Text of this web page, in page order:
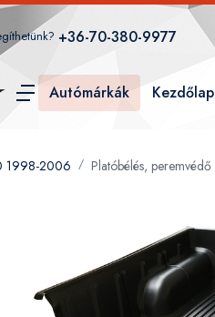
+36-70-380-9977
Autómárkák Kezdőlap
1998-2006 Platóbélés, peremvédő